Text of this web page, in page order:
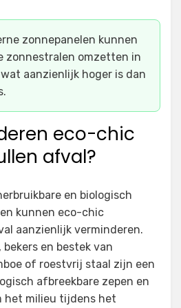
zonnepanelen kunnen
zonnestralen omzetten in
aanzienlijk hoger is dan
eco-chic
afval?
en biologisch
kunnen eco-chic
aanzienlijk verminderen.
en bestek van
of roestvrij staal zijn een
afbreekbare zepen en
het milieu tijdens het